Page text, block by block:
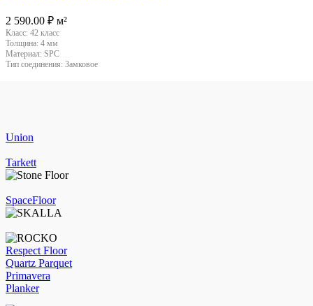
2 590.00 ₽ м²
Класс: 42 класс
Толщина: 4 мм
Материал: SPC
Тип соединения: Замковое
Union
Tarkett
SpaceFloor
Respect Floor
Quartz Parquet
Primavera
Planker